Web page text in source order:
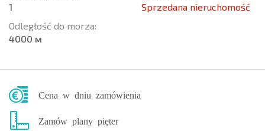
1
Odległość do morza:
4000 м
Sprzedana nieruchomość
Cena w dniu zamówienia
Zamów plany pięter